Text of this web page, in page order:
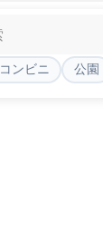
コンビニ 公園